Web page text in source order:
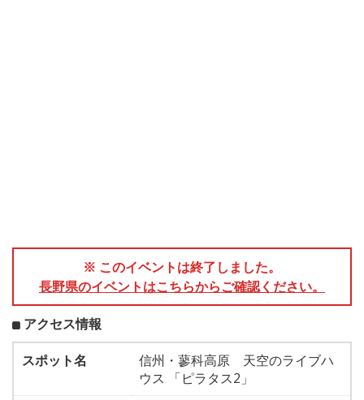
※ このイベントは終了しました。
長野県のイベントはこちらからご確認ください。
アクセス情報
スポット名
信州・蓼科高原 天空のライブハ
ウス 「ピラタス2」